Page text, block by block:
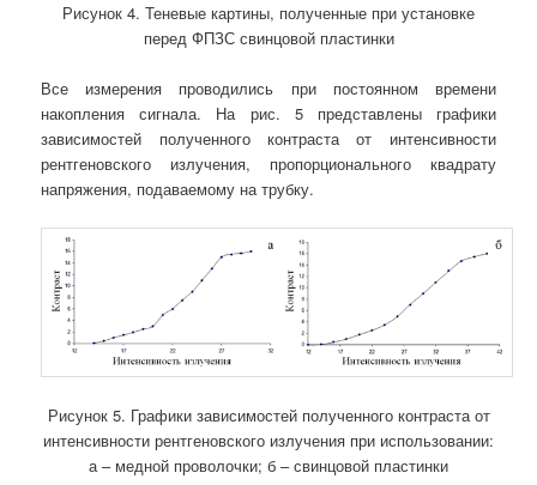
Рисунок 4. Теневые картины, полученные при установке
перед ФПЗС свинцовой пластинки
Все измерения проводились при постоянном времени
накопления сигнала. На рис. 5 представлены графики
зависимостей полученного контраста от интенсивности
рентгеновского излучения, пропорционального квадрату
напряжения, подаваемому на трубку.
Рисунок 5. Графики зависимостей полученного контраста от
интенсивности рентгеновского излучения при использовании:
а – медной проволочки; б – свинцовой пластинки